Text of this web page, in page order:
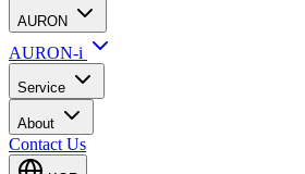
AURON
AURON-i
Service
About
Contact Us